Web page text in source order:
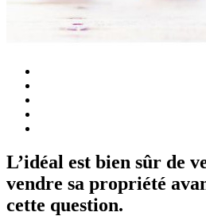
L’idéal est bien sûr de
vendre sa propriété
cette question.